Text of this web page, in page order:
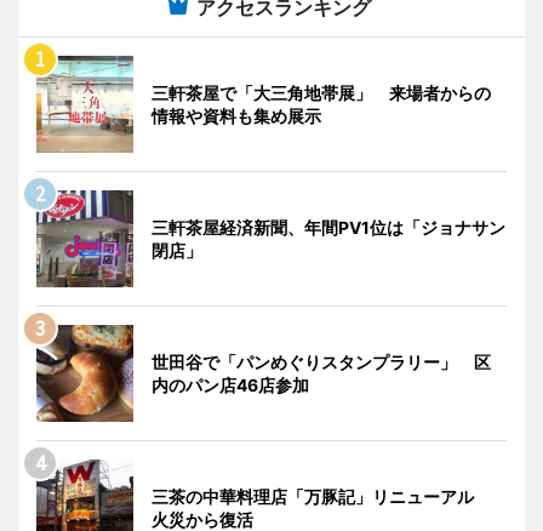
アクセスランキング
三軒茶屋で「大三角地帯展」 来場者からの
情報や資料も集め展示
三軒茶屋経済新聞、年間PV1位は「ジョナサン
閉店」
世田谷で「パンめぐりスタンプラリー」 区
内のパン店46店参加
三茶の中華料理店「万豚記」リニューアル
火災から復活